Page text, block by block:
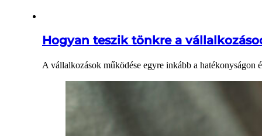
Hogyan teszik tönkre a
A vállalkozások működése egyre inkább a